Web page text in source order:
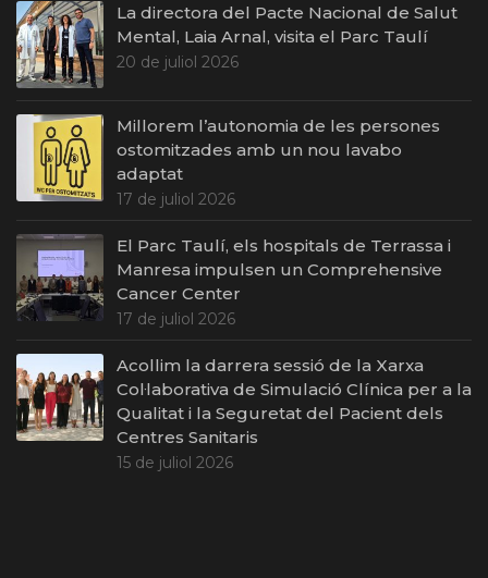
La directora del Pacte Nacional de Salut
Mental, Laia Arnal, visita el Parc Taulí
20 de juliol 2026
Millorem l’autonomia de les persones
ostomitzades amb un nou lavabo
adaptat
17 de juliol 2026
El Parc Taulí, els hospitals de Terrassa i
Manresa impulsen un Comprehensive
Cancer Center
17 de juliol 2026
Acollim la darrera sessió de la Xarxa
Col·laborativa de Simulació Clínica per a la
Qualitat i la Seguretat del Pacient dels
Centres Sanitaris
15 de juliol 2026